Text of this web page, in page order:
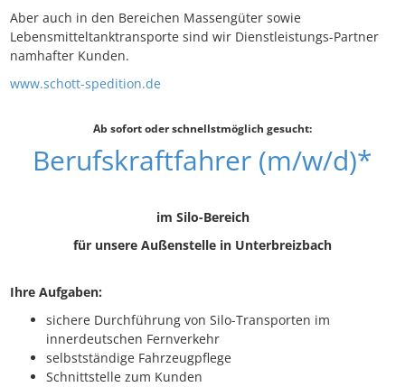
Aber auch in den Bereichen Massengüter sowie
Lebensmitteltanktransporte sind wir Dienstleistungs-Partner
namhafter Kunden.
www.schott-spedition.de
Ab sofort oder schnellstmöglich gesucht:
Berufskraftfahrer (m/w/d)*
im Silo-Bereich
für unsere Außenstelle in Unterbreizbach
Ihre Aufgaben:
sichere Durchführung von Silo-Transporten im
innerdeutschen Fernverkehr
selbstständige Fahrzeugpflege
Schnittstelle zum Kunden